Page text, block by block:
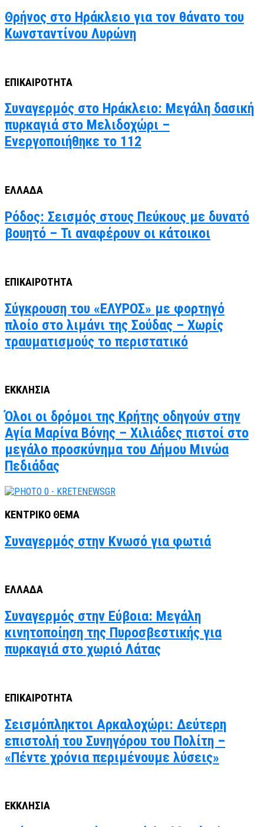
Θρήνος στο Ηράκλειο για τον θάνατο του
Κωνσταντίνου Λυρώνη
ΕΠΙΚΑΙΡΟΤΗΤΑ
Συναγερμός στο Ηράκλειο: Μεγάλη δασική
πυρκαγιά στο Μελιδοχώρι –
Ενεργοποιήθηκε το 112
ΕΛΛΑΔΑ
Ρόδος: Σεισμός στους Πεύκους με δυνατό
βουητό – Τι αναφέρουν οι κάτοικοι
ΕΠΙΚΑΙΡΟΤΗΤΑ
Σύγκρουση του «ΕΛΥΡΟΣ» με φορτηγό
πλοίο στο λιμάνι της Σούδας – Χωρίς
τραυματισμούς το περιστατικό
ΕΚΚΛΗΣΙΑ
Όλοι οι δρόμοι της Κρήτης οδηγούν στην
Αγία Μαρίνα Βόνης – Χιλιάδες πιστοί στο
μεγάλο προσκύνημα του Δήμου Μινώα
Πεδιάδας
ΚΕΝΤΡΙΚΟ ΘΕΜΑ
Συναγερμός στην Κνωσό για φωτιά
ΕΛΛΑΔΑ
Συναγερμός στην Εύβοια: Μεγάλη
κινητοποίηση της Πυροσβεστικής για
πυρκαγιά στο χωριό Λάτας
ΕΠΙΚΑΙΡΟΤΗΤΑ
Σεισμόπληκτοι Αρκαλοχώρι: Δεύτερη
επιστολή του Συνηγόρου του Πολίτη –
«Πέντε χρόνια περιμένουμε λύσεις»
ΕΚΚΛΗΣΙΑ